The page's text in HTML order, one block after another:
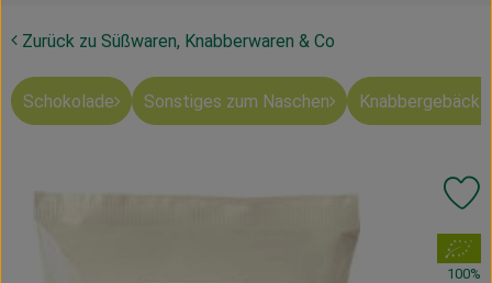
Ökokisten
Mahlitzscher Produkte
Zurück zu Süßwaren, Knabberwaren & Co
Schokolade Sonstiges zum Naschen Knabbergebäck
, Verband:
100%